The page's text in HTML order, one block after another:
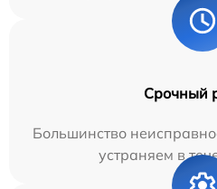
Срочный
Большинство
устраняем в